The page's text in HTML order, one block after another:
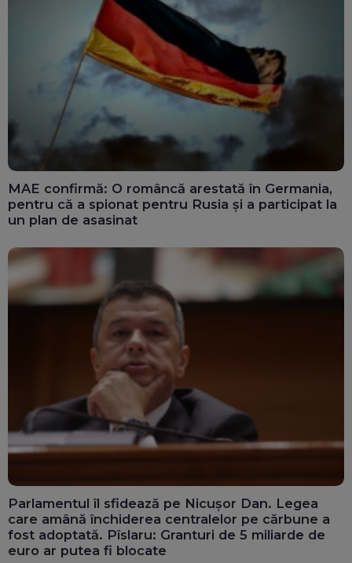
MAE confirmă: O româncă arestată în Germania,
pentru că a spionat pentru Rusia și a participat la
un plan de asasinat
Parlamentul îl sfidează pe Nicușor Dan. Legea
care amână închiderea centralelor pe cărbune a
fost adoptată. Pîslaru: Granturi de 5 miliarde de
euro ar putea fi blocate